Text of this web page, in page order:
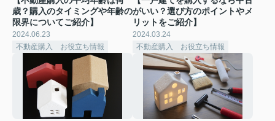
歳？購入のタイミングや年齢の
限界についてご紹介】
2024.06.23
不動産購入 お役立ち情報
がいい？選び方のポイントやメ
リットをご紹介】
2024.03.24
不動産購入 お役立ち情報